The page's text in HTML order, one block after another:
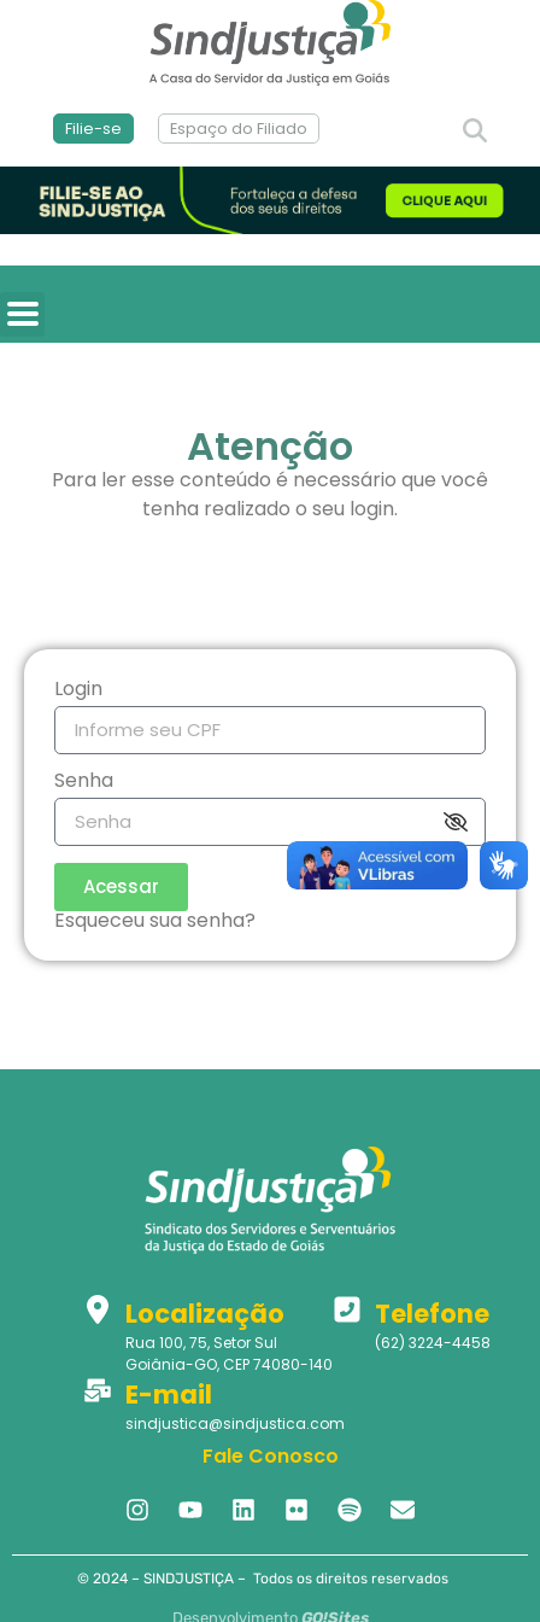
Filie-se Espaço do Filiado
Atenção
Para ler esse conteúdo é necessário que você
tenha realizado o seu login.
Login
Senha
Acessar
Esqueceu sua senha?
Localização
Rua 100, 75, Setor Sul
Goiânia-GO, CEP 74080-140
Telefone
(62) 3224-4458
E-mail
sindjustica@sindjustica.com
Fale Conosco
© 2024 – SINDJUSTIÇA – Todos os direitos reservados
Desenvolvimento GO!Sites